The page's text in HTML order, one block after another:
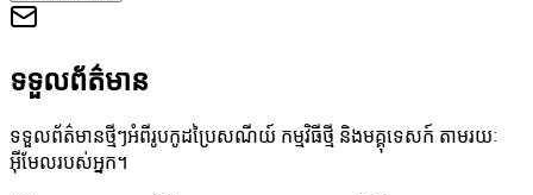
ទទួលព័ត៌មាន
ទទួលព័ត៌មានថ្មីៗអំពីរូបកូដប្រៃសណីយ៍ កម្មវិធីថ្មី និងមគ្គុទេសក៍ តាមរយៈ
អ៊ីមែលរបស់អ្នក។